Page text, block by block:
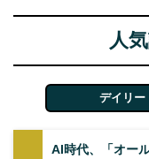
人
デイリー
AI時代、「オー